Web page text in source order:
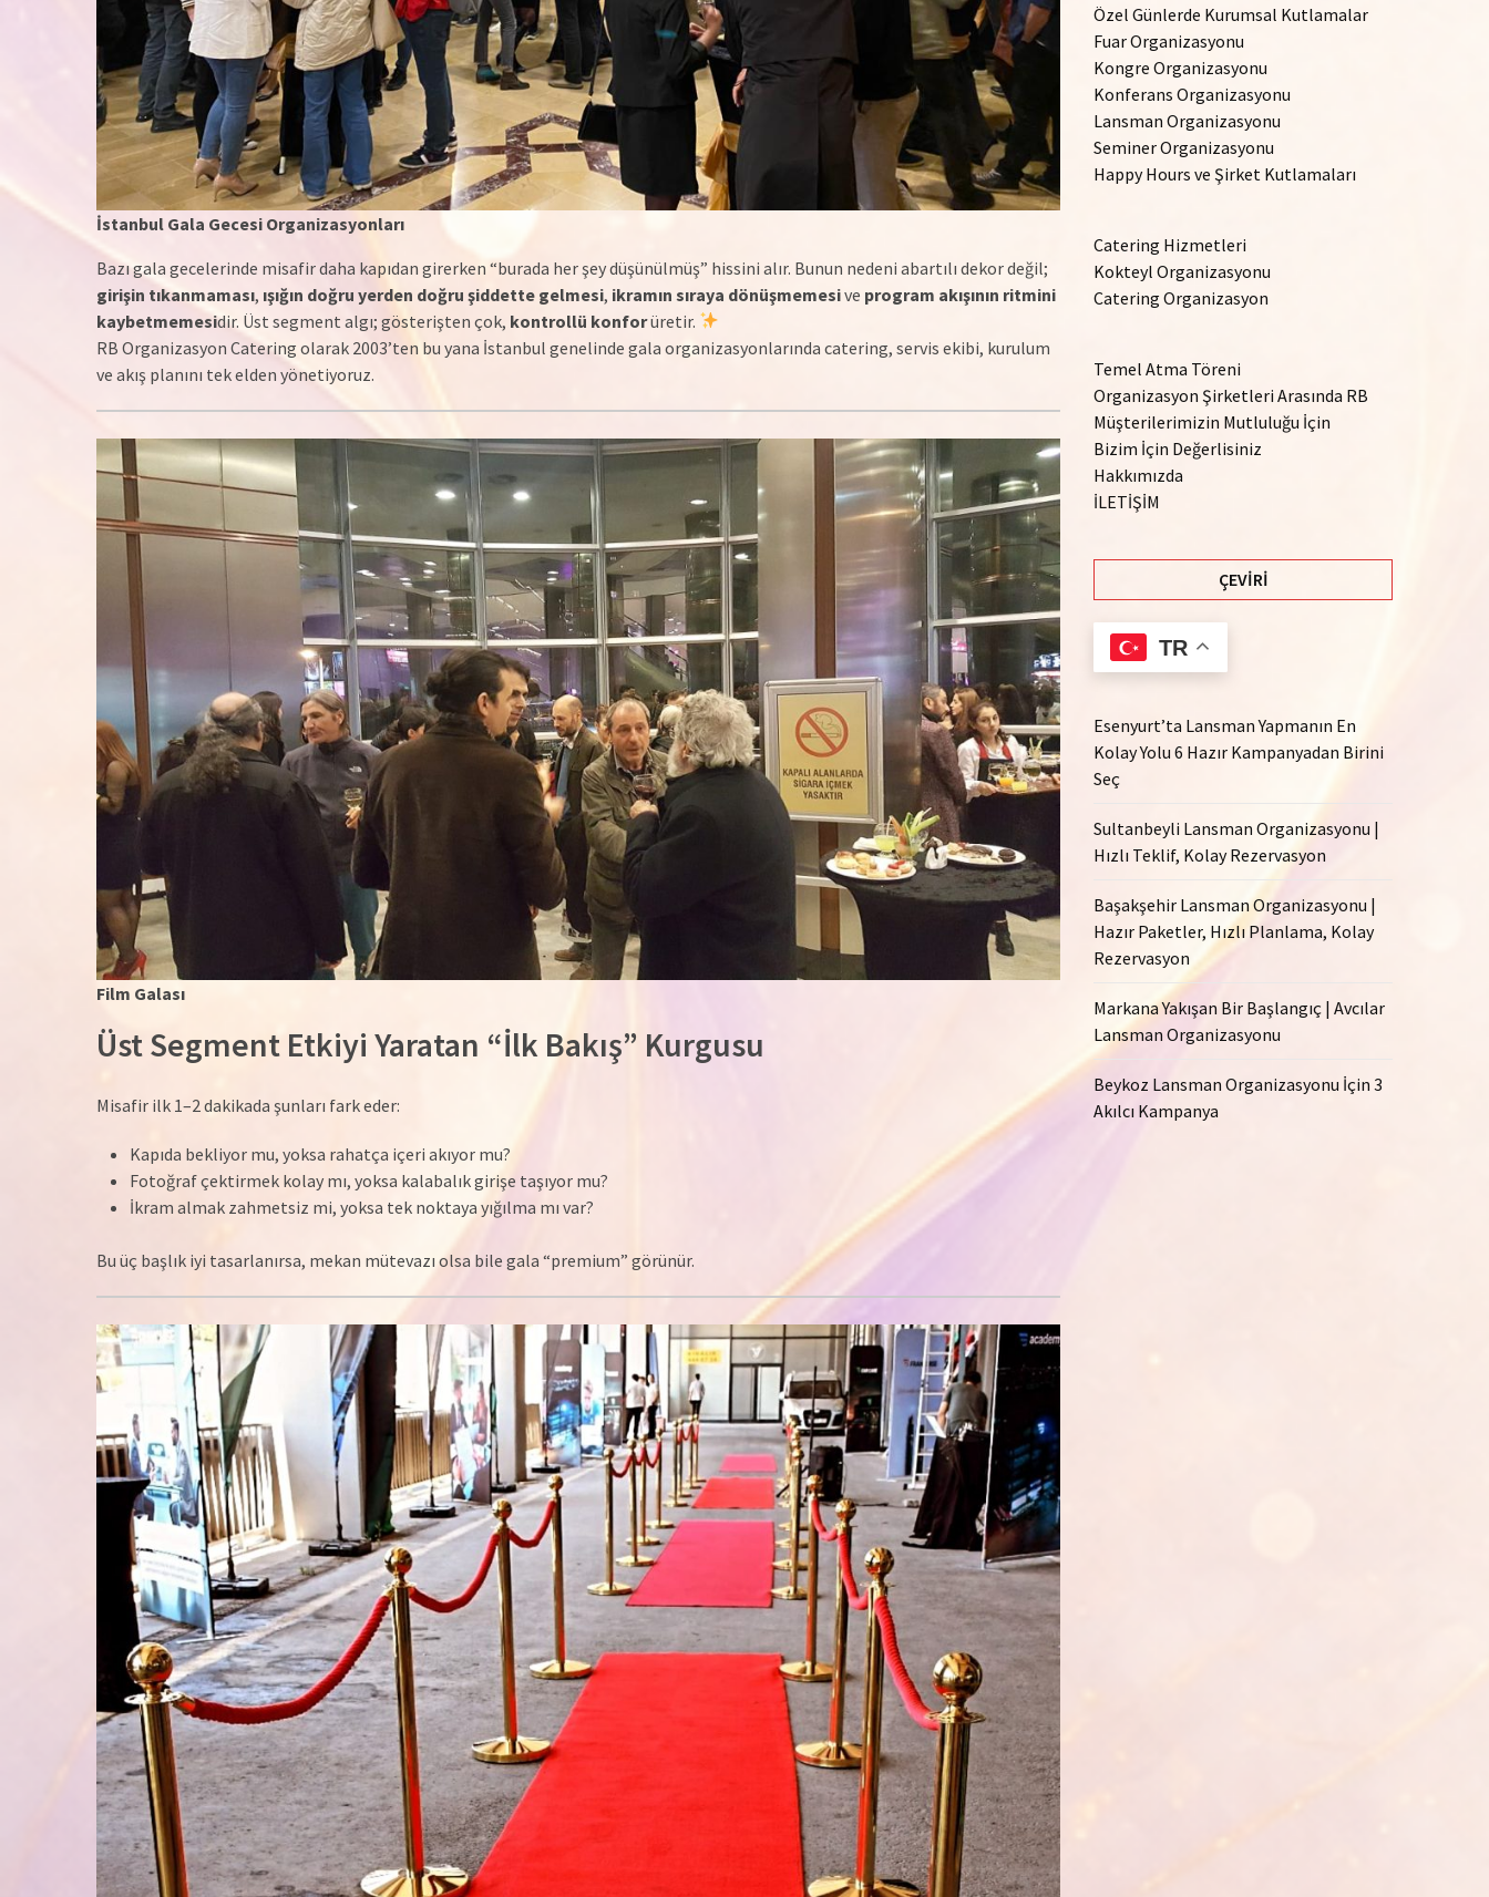
İstanbul Gala Gecesi Organizasyonları
Bazı gala gecelerinde misafir daha kapıdan girerken “burada her şey düşünülmüş” hissini alır. Bunun nedeni abartılı dekor değil;
girişin tıkanmaması, ışığın doğru yerden doğru şiddette gelmesi, ikramın sıraya dönüşmemesive program akışının ritmini
kaybetmemesidir. Üst segment algı; gösterişten çok, kontrollü konforüretir.
RB Organizasyon Catering olarak 2003’ten bu yana İstanbul genelinde gala organizasyonlarında catering, servis ekibi, kurulum
ve akış planını tek elden yönetiyoruz.
Film Galası
Üst Segment Etkiyi Yaratan “İlk Bakış” Kurgusu
Misafir ilk 1–2 dakikada şunları fark eder:
Kapıda bekliyor mu, yoksa rahatça içeri akıyor mu?
Fotoğraf çektirmek kolay mı, yoksa kalabalık girişe taşıyor mu?
İkram almak zahmetsiz mi, yoksa tek noktaya yığılma mı var?
Bu üç başlık iyi tasarlanırsa, mekan mütevazı olsa bile gala “premium” görünür.
Özel Günlerde Kurumsal Kutlamalar
Fuar Organizasyonu
Kongre Organizasyonu
Konferans Organizasyonu
Lansman Organizasyonu
Seminer Organizasyonu
Happy Hours ve Şirket Kutlamaları
Catering Hizmetleri
Kokteyl Organizasyonu
Catering Organizasyon
Temel Atma Töreni
Organizasyon Şirketleri Arasında RB
Müşterilerimizin Mutluluğu İçin
Bizim İçin Değerlisiniz
Hakkımızda
İLETİŞİM
ÇEVIRI
TR
Esenyurt’ta Lansman Yapmanın En
Kolay Yolu 6 Hazır Kampanyadan Birini
Seç
Sultanbeyli Lansman Organizasyonu |
Hızlı Teklif, Kolay Rezervasyon
Başakşehir Lansman Organizasyonu |
Hazır Paketler, Hızlı Planlama, Kolay
Rezervasyon
Markana Yakışan Bir Başlangıç | Avcılar
Lansman Organizasyonu
Beykoz Lansman Organizasyonu İçin 3
Akılcı Kampanya